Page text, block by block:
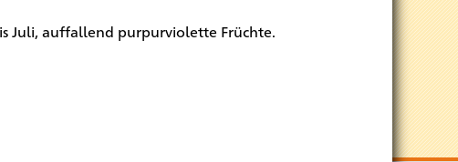
Juli, auffallend purpurviolette Früchte.